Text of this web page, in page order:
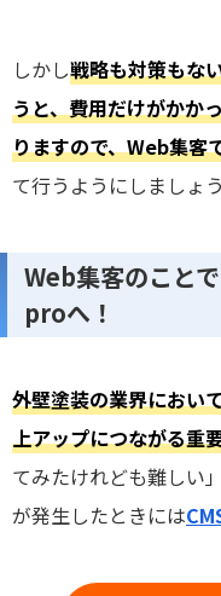
しかし戦略も対策もな
うと、費用だけがかか
りますので、Web集客
て行うようにしましょう
Web集客のこと
proへ！
外壁塗装の業界におい
上アップにつながる重
てみたけれども難しい
が発生したときには